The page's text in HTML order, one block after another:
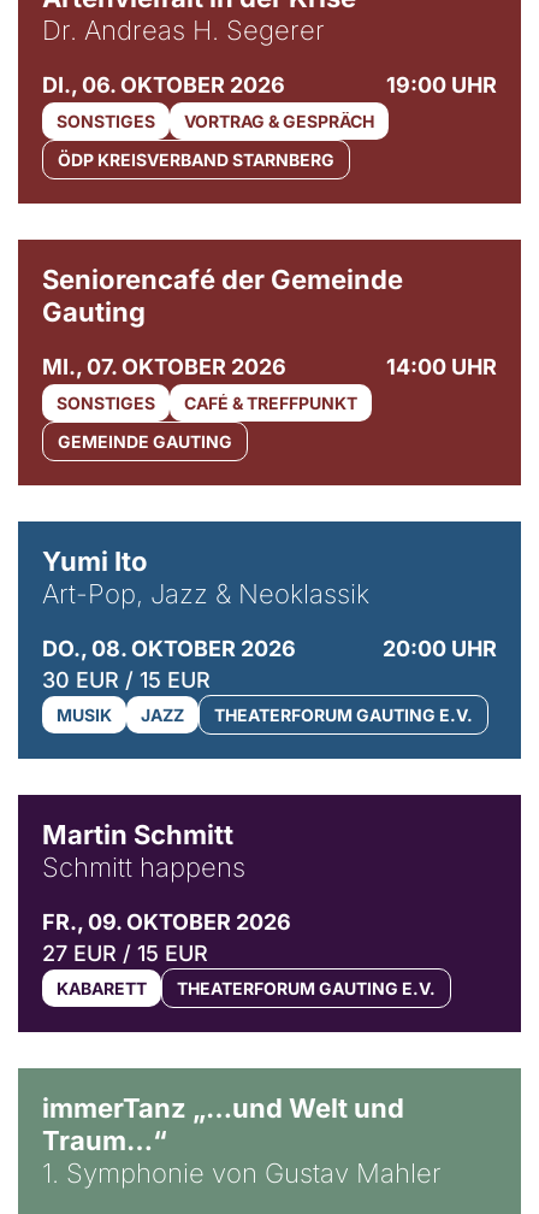
Dr. Andreas H. Segerer
DI., 06. OKTOBER 2026 19:00 UHR
SONSTIGES
VORTRAG & GESPRÄCH
ÖDP KREISVERBAND STARNBERG
Seniorencafé der Gemeinde
Gauting
MI., 07. OKTOBER 2026 14:00 UHR
SONSTIGES
CAFÉ & TREFFPUNKT
GEMEINDE GAUTING
Yumi Ito
Art-Pop, Jazz & Neoklassik
DO., 08. OKTOBER 2026
20:00 UHR
30 EUR / 15 EUR
MUSIK JAZZ THEATERFORUM GAUTING E.V.
Martin Schmitt
Schmitt happens
FR., 09. OKTOBER 2026
27 EUR / 15 EUR
KABARETT THEATERFORUM GAUTING E.V.
immerTanz „…und Welt und
Traum…“
1. Symphonie von Gustav Mahler